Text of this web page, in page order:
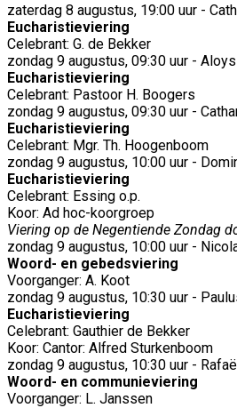
zaterdag 8 augustus, 19:00 uur -
Eucharistieviering
Celebrant: G. de Bekker
zondag 9 augustus, 09:30 uur -
Eucharistieviering
Celebrant: Pastoor H. Boogers
zondag 9 augustus, 09:30 uur -
Eucharistieviering
Celebrant: Mgr. Th. Hoogenboom
zondag 9 augustus, 10:00 uur -
Eucharistieviering
Celebrant: Essing o.p.
Koor: Ad hoc-koorgroep
Viering op de Negentiende Zondag
zondag 9 augustus, 10:00 uur -
Woord- en gebedsviering
Voorganger: A. Koot
zondag 9 augustus, 10:30 uur -
Eucharistieviering
Celebrant: Gauthier de Bekker
Koor: Cantor: Alfred Sturkenboom
zondag 9 augustus, 10:30 uur -
Woord- en communieviering
Voorganger: L. Janssen